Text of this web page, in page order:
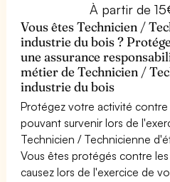
À partir de
Vous êtes Technicien /
industrie du bois ?
une assurance
métier de Technicien /
industrie du bois
Protégez votre activité contre
pouvant survenir lors de
Technicien / Technicienne
Vous êtes protégés contre
causez lors de l'exercice de